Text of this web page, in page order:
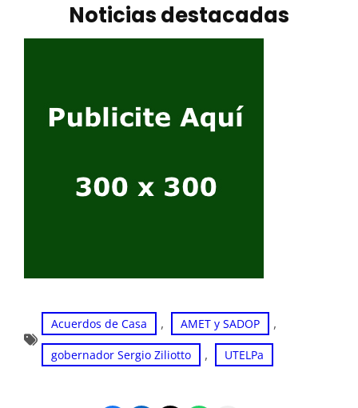
Noticias destacadas
Acuerdos de Casa , AMET y SADOP ,
gobernador Sergio Ziliotto , UTELPa